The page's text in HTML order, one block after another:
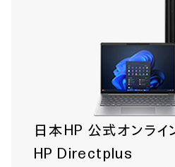
日本HP 公式オンライ
HP Directplus